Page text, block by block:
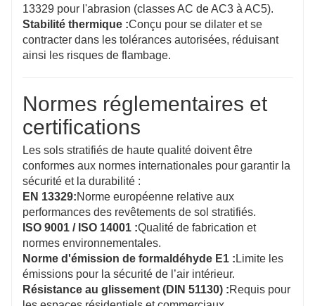
13329 pour l'abrasion (classes AC de AC3 à AC5).
Stabilité thermique :Conçu pour se dilater et se
contracter dans les tolérances autorisées, réduisant
ainsi les risques de flambage.
Normes réglementaires et
certifications
Les sols stratifiés de haute qualité doivent être
conformes aux normes internationales pour garantir la
sécurité et la durabilité :
EN 13329:Norme européenne relative aux
performances des revêtements de sol stratifiés.
ISO 9001 / ISO 14001 :Qualité de fabrication et
normes environnementales.
Norme d'émission de formaldéhyde E1 : Limite les
émissions pour la sécurité de l’air intérieur.
Résistance au glissement (DIN 51130) :Requis pour